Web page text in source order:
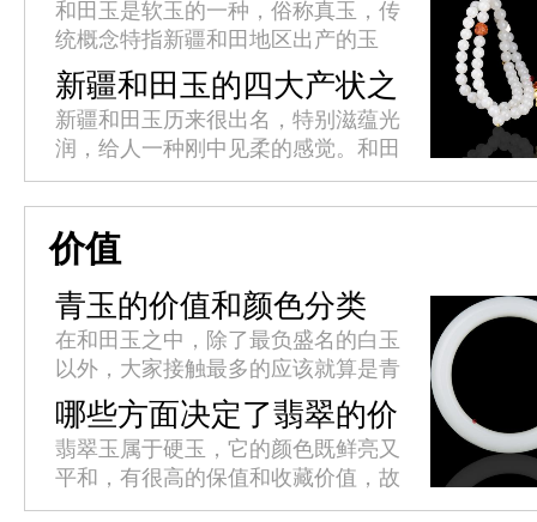
料、韩料的区别
和田玉是软玉的一种，俗称真玉，传
统概念特指新疆和田地区出产的玉
石，和田玉是国内高端具有领创品牌
的软玉，新国标泛指硬度在60至65
之间玉石的名称。新疆和田玉、俄
料...
新疆和田玉的四大产状之
分
新疆和田玉历来很出名，特别滋蕴光
润，给人一种刚中见柔的感觉。和田
古时候被称为“于阗”，中国藏语中意
为“产玉石的地方”，和田地处新疆的
最南端，南依昆仑山、北部则深...
价值
青玉的价值和颜色分类
在和田玉之中，除了最负盛名的白玉
以外，大家接触最多的应该就算是青
玉了。青玉的物质成分跟白玉相近，
其颜色成因也与白玉一样，只不过是
因为含有的微量元素铁的不同而呈
现...
哪些方面决定了翡翠的价
值？
翡翠玉属于硬玉，它的颜色既鲜亮又
平和，有很高的保值和收藏价值，故
而称为“玉中之王”。翡翠之美，美在